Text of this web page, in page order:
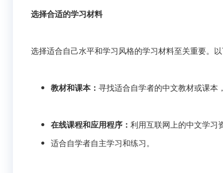
选择合适的学习材料
选择适合自己水平和学习风格的学习材料至关重要。
教材和课本： 寻找适合自学者的中文教材或课本
在线课程和应用程序： 利用互联网上的中文学习
适合自学者自主学习和练习。